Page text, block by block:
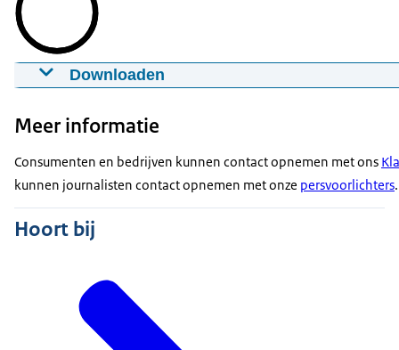
Downloaden
15-09-2025 01:04
Download
Ondertiteling
srt 2,0 KB
Meer informatie
Consumenten en bedrijven kunnen contact opnemen met ons
kunnen journalisten contact opnemen met onze persvoorlichters.
Hoort bij